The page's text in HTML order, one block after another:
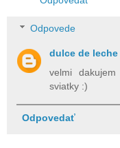
Odpovede
dulce de leche
velmi
sviatky :)
Odpovedať